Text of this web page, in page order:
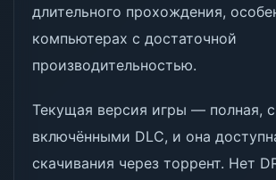
длительного прохождения,
компьютерах с достаточной
производительностью.
Текущая версия игры — полная, с
включёнными DLC, и она
скачивания через торрент. Нет